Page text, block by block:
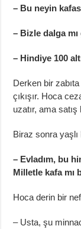
– Bu neyin
– Bizle dalga
– Hindiye 100
Derken bir
çıkışır. Hoca
uzatır, ama
Biraz sonra
– Evladım, bu
Milletle kafa mı
Hoca derin bir
– Usta, şu